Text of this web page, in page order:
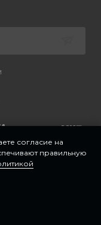
согласие на
правильную